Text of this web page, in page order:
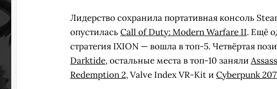
Лидерство сохранила портативная консоль
опустилась Call of Duty: Modern Warfare II. Ещё
стратегия IXION — вошла в топ-5. Четвёртая
Darktide, остальные места в топ-10 заняли
Redemption 2, Valve Index VR-Kit и Cyberpunk